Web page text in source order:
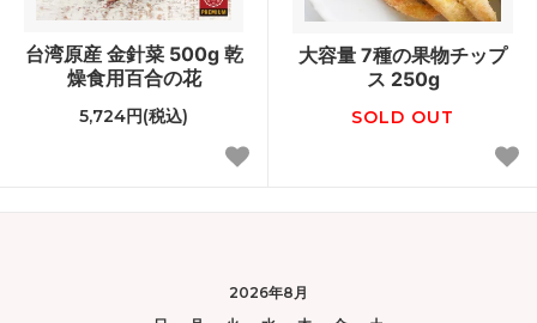
台湾原産 金針菜 500g 乾
燥食用百合の花
5,724円(税込)
大容量 7種の果物チップ
ス 250g
SOLD OUT
2026年8月